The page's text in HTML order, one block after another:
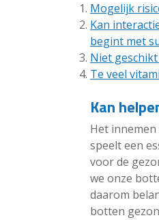
Mogelijk
Kan
begint met
Niet
Te veel
Kan
Het
speelt een
voor de
we onze
daarom
botten